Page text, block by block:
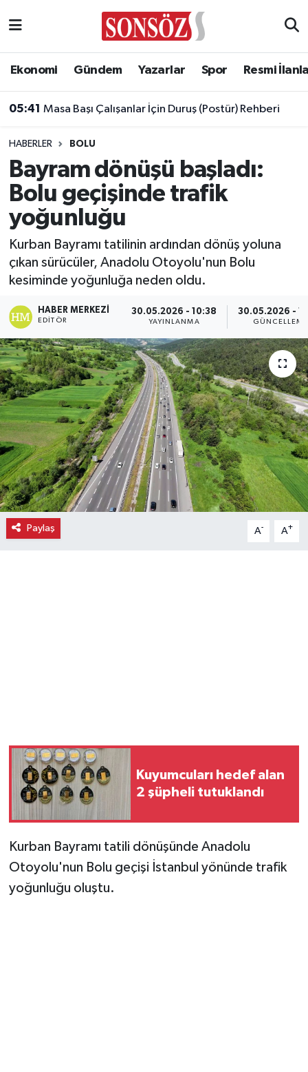
Ekonomi Gündem Yazarlar Spor Resmi
05:41 Masa Başı Çalışanlar İçin Duruş (Postür) Rehberi
HABERLER BOLU
Bayram dönüşü başladı:
Bolu geçişinde trafik
yoğunluğu
Kurban Bayramı tatilinin ardından dönüş yoluna
çıkan sürücüler, Anadolu Otoyolu'nun Bolu
kesiminde yoğunluğa neden oldu.
HABER MERKEZI
EDITÖR
30.05.2026 - 10:38
YAYINLANMA
30.05.2026 -
GÜNCELLEME
Paylaş A- A+
Kuyumcuları hedef alan
2 şüpheli tutuklandı
Kurban Bayramı tatili dönüşünde Anadolu
Otoyolu'nun Bolu geçişi İstanbul yönünde trafik
yoğunluğu oluştu.
Asayiş
Çevre
Diğer
Dünya
Eleman
Emlak
Gündem
Gurme
Haber
Seri İlan
Siyaset
Sokak Hayvanlarını Sahiplendirme
Sonsöz Özel
Spor
Ankara Nöbetçi Eczaneler
Ankara Trafik Yoğunluk Haritası
Süper Lig Puan Durumu ve Fikstür
Tüm Manşetler
Son Dakika Haberleri